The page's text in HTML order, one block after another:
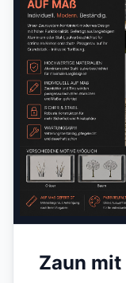
Zaun mit